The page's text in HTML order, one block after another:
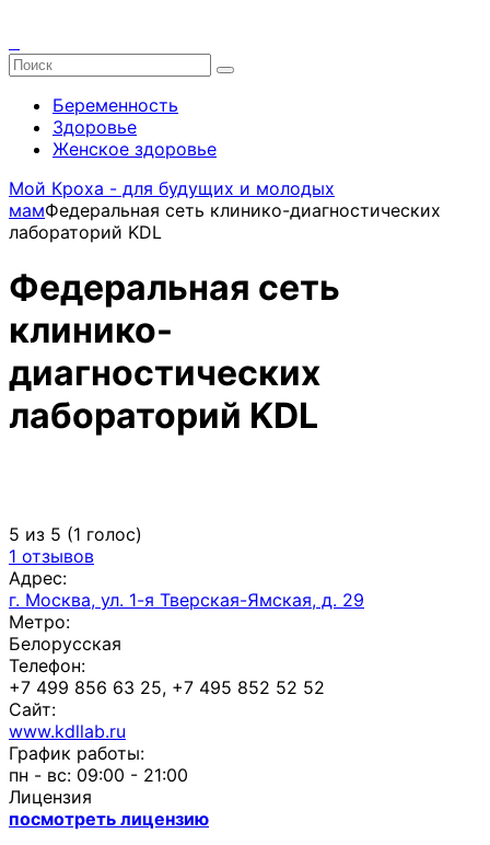
Беременность
Здоровье
Женское здоровье
Мой Кроха - для будущих и молодых
мамФедеральная сеть клинико-диагностических
лабораторий KDL
Федеральная сеть
клинико-
диагностических
лабораторий KDL
5 из 5 (1 голос)
1 отзывов
Адрес:
г. Москва, ул. 1-я Тверская-Ямская, д. 29
Метро:
Белорусская
Телефон:
+7 499 856 63 25, +7 495 852 52 52
Сайт:
www.kdllab.ru
График работы:
пн - вс: 09:00 - 21:00
Лицензия
посмотреть лицензию